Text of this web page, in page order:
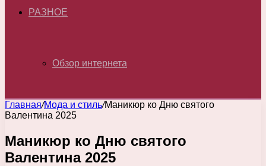
РАЗНОЕ
Обзор интернета
Главная/Мода и стиль/Маникюр ко Дню святого
Валентина 2025
Маникюр ко Дню святого
Валентина 2025